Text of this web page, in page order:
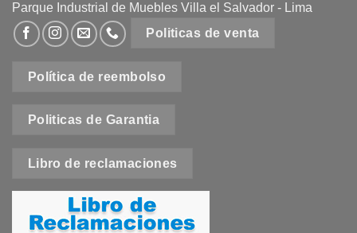
Parque Industrial de Muebles Villa el Salvador - Lima
Politicas de venta
Política de reembolso
Politicas de Garantia
Libro de reclamaciones